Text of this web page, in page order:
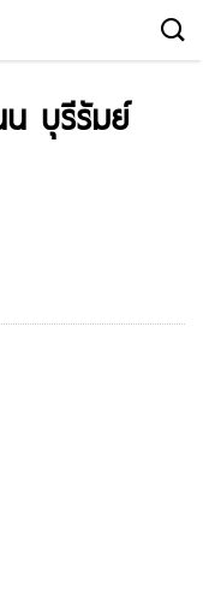
บุรีรัมย์